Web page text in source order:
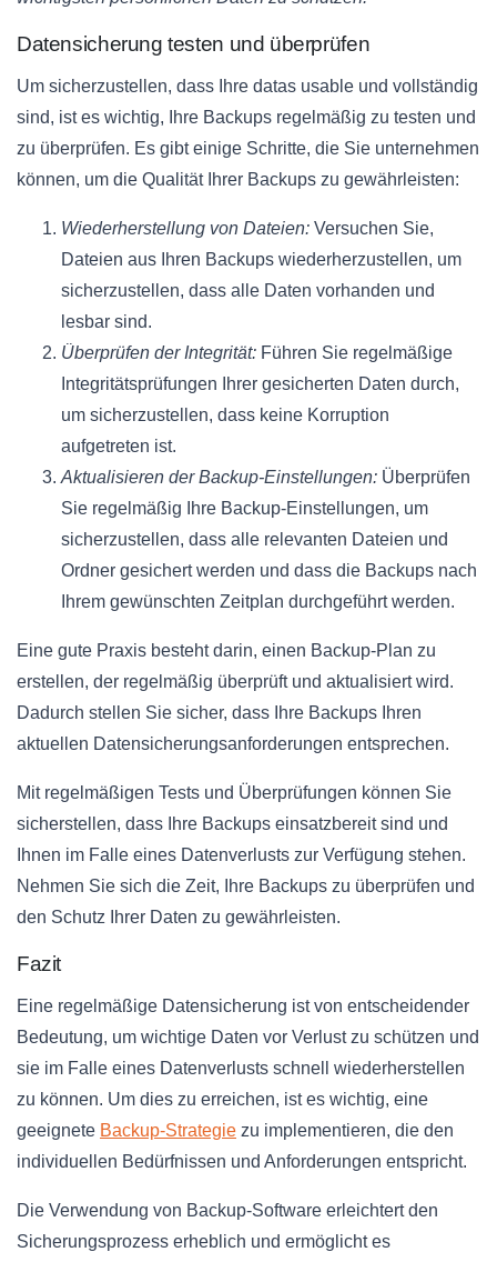
Datensicherung testen und überprüfen
Um sicherzustellen, dass Ihre datas usable und vollständig
sind, ist es wichtig, Ihre Backups regelmäßig zu testen und
zu überprüfen. Es gibt einige Schritte, die Sie unternehmen
können, um die Qualität Ihrer Backups zu gewährleisten:
Wiederherstellung von Dateien: Versuchen Sie,
Dateien aus Ihren Backups wiederherzustellen, um
sicherzustellen, dass alle Daten vorhanden und
lesbar sind.
Überprüfen der Integrität: Führen Sie regelmäßige
Integritätsprüfungen Ihrer gesicherten Daten durch,
um sicherzustellen, dass keine Korruption
aufgetreten ist.
Aktualisieren der Backup-Einstellungen: Überprüfen
Sie regelmäßig Ihre Backup-Einstellungen, um
sicherzustellen, dass alle relevanten Dateien und
Ordner gesichert werden und dass die Backups nach
Ihrem gewünschten Zeitplan durchgeführt werden.
Eine gute Praxis besteht darin, einen Backup-Plan zu
erstellen, der regelmäßig überprüft und aktualisiert wird.
Dadurch stellen Sie sicher, dass Ihre Backups Ihren
aktuellen Datensicherungsanforderungen entsprechen.
Mit regelmäßigen Tests und Überprüfungen können Sie
sicherstellen, dass Ihre Backups einsatzbereit sind und
Ihnen im Falle eines Datenverlusts zur Verfügung stehen.
Nehmen Sie sich die Zeit, Ihre Backups zu überprüfen und
den Schutz Ihrer Daten zu gewährleisten.
Fazit
Eine regelmäßige Datensicherung ist von entscheidender
Bedeutung, um wichtige Daten vor Verlust zu schützen und
sie im Falle eines Datenverlusts schnell wiederherstellen
zu können. Um dies zu erreichen, ist es wichtig, eine
geeignete Backup-Strategie zu implementieren, die den
individuellen Bedürfnissen und Anforderungen entspricht.
Die Verwendung von Backup-Software erleichtert den
Sicherungsprozess erheblich und ermöglicht es